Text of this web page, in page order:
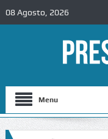
08 Agosto, 2026
Menu